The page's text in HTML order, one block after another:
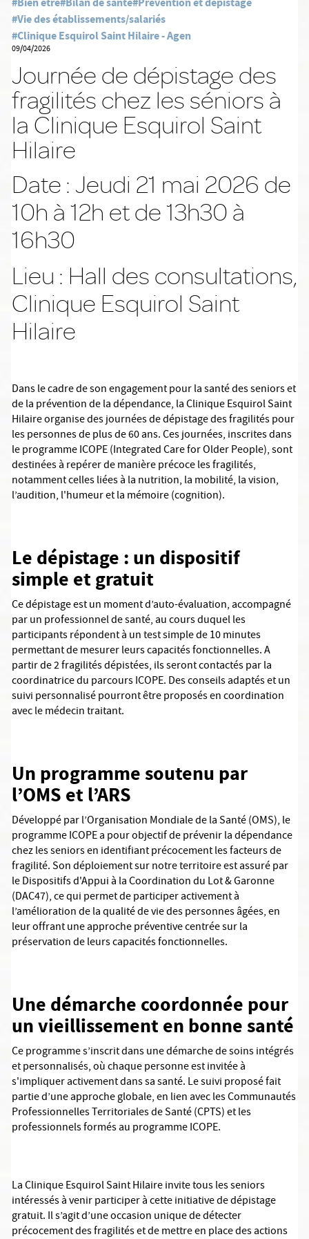
#Vie des établissements/salariés
#Clinique Esquirol Saint Hilaire - Agen
09/04/2026
Journée de dépistage des
fragilités chez les séniors à
la Clinique Esquirol Saint
Hilaire
Date : Jeudi 21 mai 2026 de
10h à 12h et de 13h30 à
16h30
Lieu : Hall des consultations,
Clinique Esquirol Saint
Hilaire
Dans le cadre de son engagement pour la santé des seniors et
de la prévention de la dépendance, la Clinique Esquirol Saint
Hilaire organise des journées de dépistage des fragilités pour
les personnes de plus de 60 ans. Ces journées, inscrites dans
le programme ICOPE (Integrated Care for Older People), sont
destinées à repérer de manière précoce les fragilités,
notamment celles liées à la nutrition, la mobilité, la vision,
l’audition, l'humeur et la mémoire (cognition).
Le dépistage : un dispositif
simple et gratuit
Ce dépistage est un moment d’auto-évaluation, accompagné
par un professionnel de santé, au cours duquel les
participants répondent à un test simple de 10 minutes
permettant de mesurer leurs capacités fonctionnelles. A
partir de 2 fragilités dépistées, ils seront contactés par la
coordinatrice du parcours ICOPE. Des conseils adaptés et un
suivi personnalisé pourront être proposés en coordination
avec le médecin traitant.
Un programme soutenu par
l’OMS et l’ARS
Développé par l’Organisation Mondiale de la Santé (OMS), le
programme ICOPE a pour objectif de prévenir la dépendance
chez les seniors en identifiant précocement les facteurs de
fragilité. Son déploiement sur notre territoire est assuré par
le Dispositifs d'Appui à la Coordination du Lot & Garonne
(DAC47), ce qui permet de participer activement à
l’amélioration de la qualité de vie des personnes âgées, en
leur offrant une approche préventive centrée sur la
préservation de leurs capacités fonctionnelles.
Une démarche coordonnée pour
un vieillissement en bonne santé
Ce programme s’inscrit dans une démarche de soins intégrés
et personnalisés, où chaque personne est invitée à
s'impliquer activement dans sa santé. Le suivi proposé fait
partie d’une approche globale, en lien avec les Communautés
Professionnelles Territoriales de Santé (CPTS) et les
professionnels formés au programme ICOPE.
La Clinique Esquirol Saint Hilaire invite tous les seniors
intéressés à venir participer à cette initiative de dépistage
gratuit. Il s’agit d’une occasion unique de détecter
précocement des fragilités et de mettre en place des actions